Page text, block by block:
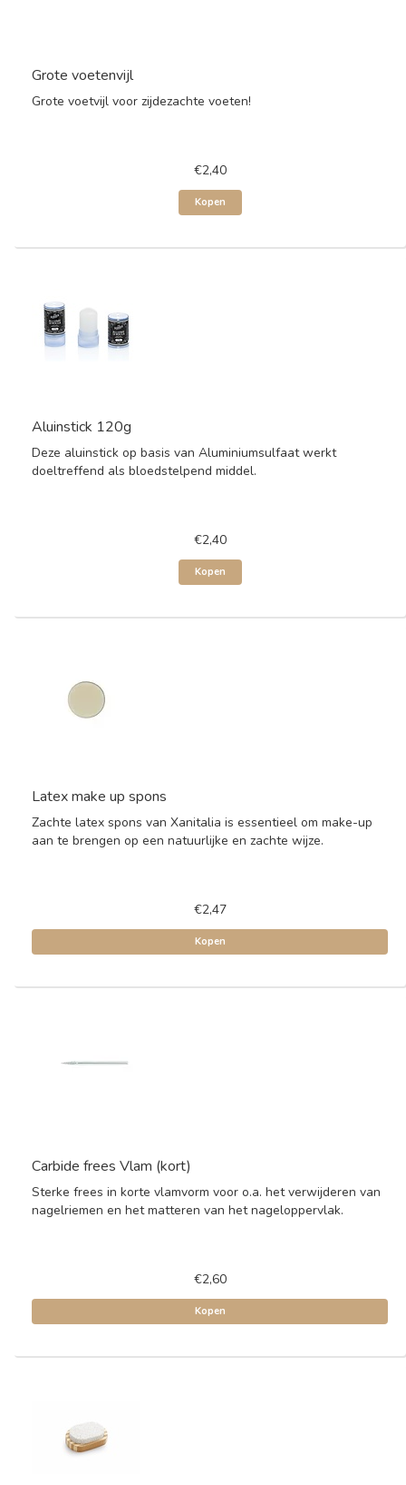
Grote voetenvijl
Grote voetvijl voor zijdezachte voeten!
€2,40
Kopen
Aluinstick 120g
Deze aluinstick op basis van Aluminiumsulfaat werkt
doeltreffend als bloedstelpend middel.
€2,40
Kopen
Latex make up spons
Zachte latex spons van Xanitalia is essentieel om make-up
aan te brengen op een natuurlijke en zachte wijze.
€2,47
Kopen
Carbide frees Vlam (kort)
Sterke frees in korte vlamvorm voor o.a. het verwijderen van
nagelriemen en het matteren van het nageloppervlak.
€2,60
Kopen